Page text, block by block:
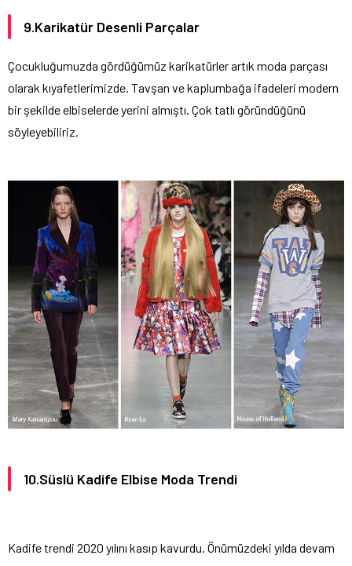
9.Karikatür Desenli Parçalar
Çocukluğumuzda gördüğümüz karikatürler artık moda parçası
olarak kıyafetlerimizde. Tavşan ve kaplumbağa ifadeleri modern
bir şekilde elbiselerde yerini almıştı. Çok tatlı göründüğünü
söyleyebiliriz.
10.Süslü Kadife Elbise Moda Trendi
Kadife trendi 2020 yılını kasıp kavurdu. Önümüzdeki yılda devam